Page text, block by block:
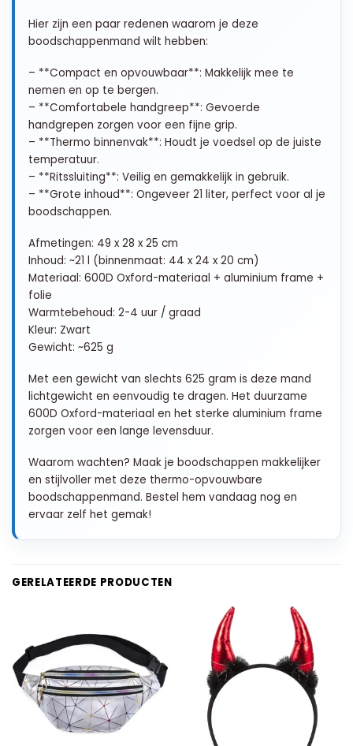
Hier zijn een paar redenen waarom je deze
boodschappenmand wilt hebben:
– **Compact en opvouwbaar**: Makkelijk mee te
nemen en op te bergen.
– **Comfortabele handgreep**: Gevoerde
handgrepen zorgen voor een fijne grip.
– **Thermo binnenvak**: Houdt je voedsel op de juiste
temperatuur.
– **Ritssluiting**: Veilig en gemakkelijk in gebruik.
– **Grote inhoud**: Ongeveer 21 liter, perfect voor al je
boodschappen.
Afmetingen: 49 x 28 x 25 cm
Inhoud: ~21 l (binnenmaat: 44 x 24 x 20 cm)
Materiaal: 600D Oxford-materiaal + aluminium frame +
folie
Warmtebehoud: 2-4 uur / graad
Kleur: Zwart
Gewicht: ~625 g
Met een gewicht van slechts 625 gram is deze mand
lichtgewicht en eenvoudig te dragen. Het duurzame
600D Oxford-materiaal en het sterke aluminium frame
zorgen voor een lange levensduur.
Waarom wachten? Maak je boodschappen makkelijker
en stijlvoller met deze thermo-opvouwbare
boodschappenmand. Bestel hem vandaag nog en
ervaar zelf het gemak!
GERELATEERDE PRODUCTEN